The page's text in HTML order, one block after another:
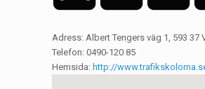
Adress: Albert Tengers väg 1, 593 37
Telefon: 0490-120 85
Hemsida: http://